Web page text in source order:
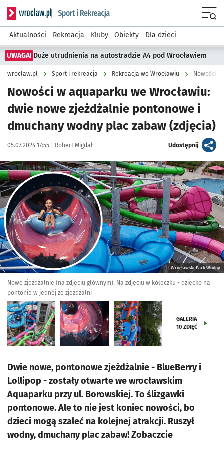
Serwis informacyjny wroclaw.pl podserwis: Sport i rekreacja
Aktualności Rekreacja Kluby Obiekty Dla dzieci
UWAGA! Duże utrudnienia na autostradzie A4 pod Wrocławiem
wroclaw.pl Sport i rekreacja Rekreacja we Wrocławiu Nowości
Nowości w aquaparku we Wrocławiu:
dwie nowe zjeżdżalnie pontonowe i
dmuchany wodny plac zabaw (zdjęcia)
Data publikacji:
05.07.2024 17:55 | Autor:
Robert Migdał Udostępnijartykuł
Kliknij, aby zobaczyć galerię
Wrocławski Park Wodny
Nowe zjeżdżalnie (na zdjęciu głównym). Na zdjęciu w kółeczku - dziecko na
pontonie w jednej ze zjeżdżalni
GALERIA
10 ZDJĘĆ
Dwie nowe, pontonowe zjeżdżalnie - BlueBerry i
Lollipop - zostały otwarte we wrocławskim
Aquaparku przy ul. Borowskiej. To ślizgawki
pontonowe. Ale to nie jest koniec nowości, bo
dzieci mogą szaleć na kolejnej atrakcji. Ruszył
wodny, dmuchany plac zabaw! Zobaczcie